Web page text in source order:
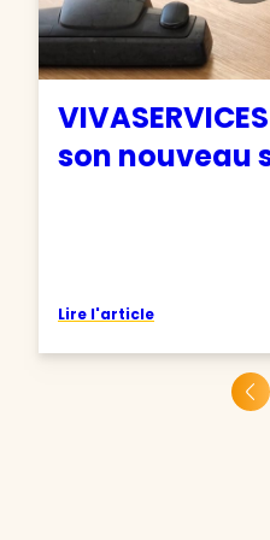
son nouveau
Lire l'article